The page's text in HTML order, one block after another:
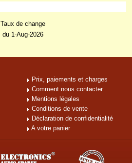
Taux de change
du 1-Aug-2026
Prix, paiements et charges
Comment nous contacter
Mentions légales
Conditions de vente
Déclaration de confidentialité
A votre panier